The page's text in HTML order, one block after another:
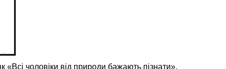
чоловіки від природи бажають пізнати».